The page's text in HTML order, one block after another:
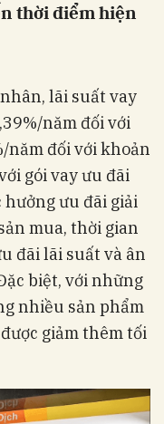
thời điểm hiện
lãi suất vay
năm đối với
năm đối với khoản
gói vay ưu đãi
hưởng ưu đãi giải
mua, thời gian
đãi lãi suất và ân
biệt, với những
nhiều sản phẩm
giảm thêm tối